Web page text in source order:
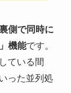
側で同時に
機能です。
ている間
った並列処